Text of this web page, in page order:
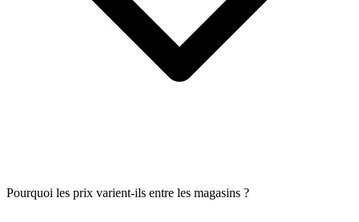
Pourquoi les prix varient-ils entre les magasins ?